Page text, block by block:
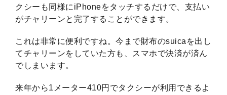
クシーも同様にiPhoneをタッチするだけで、支払い
がチャリーンと完了することができます。
これは非常に便利ですね。今まで財布のsuicaを出し
てチャリーンをしていた方も、スマホで決済が済ん
でしまいます。
来年から1メーター410円でタクシーが利用できるよ